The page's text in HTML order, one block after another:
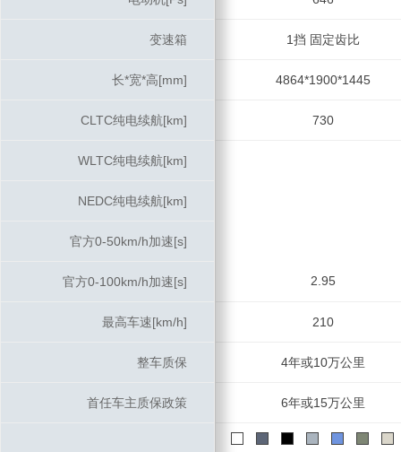
变速箱 1挡 固定齿比
长*宽*高[mm] 4864*1900*1445
CLTC纯电续航[km] 730
WLTC纯电续航[km]
NEDC纯电续航[km]
官方0-50km/h加速[s]
官方0-100km/h加速[s] 2.95
最高车速[km/h] 210
整车质保 4年或10万公里
首任车主质保政策 6年或15万公里
变速箱
长*宽*高[mm]
CLTC纯电续航[km]
WLTC纯电续航[km]
NEDC纯电续航[km]
官方0-50km/h加速[s]
官方0-100km/h加速[s]
最高车速[km/h]
整车质保
首任车主质保政策